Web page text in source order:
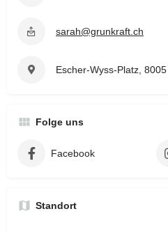
sarah@grunkraft.ch
Escher-Wyss-Platz,
Folge uns
Facebook
Standort